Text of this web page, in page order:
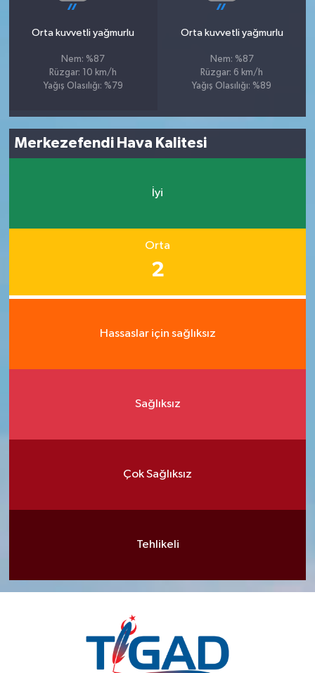
Orta kuvvetli yağmurlu
Nem: %87
Rüzgar: 10 km/h
Yağış Olasılığı: %79
Orta kuvvetli yağmurlu
Nem: %87
Rüzgar: 6 km/h
Yağış Olasılığı: %89
Merkezefendi Hava Kalitesi
İyi
Orta
2
Hassaslar için sağlıksız
Sağlıksız
Çok Sağlıksız
Tehlikeli